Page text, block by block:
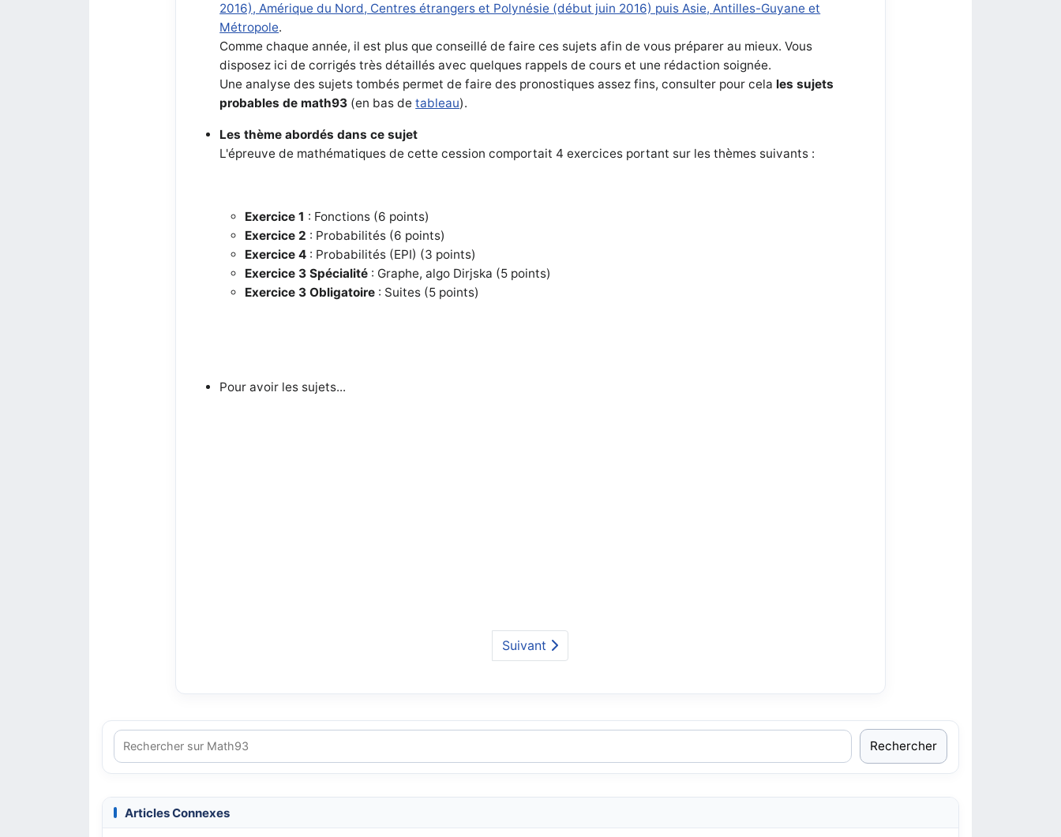
2016), Amérique du Nord, Centres étrangers et Polynésie (début juin 2016) puis Asie, Antilles-Guyane et
Métropole.
Comme chaque année, il est plus que conseillé de faire ces sujets afin de vous préparer au mieux. Vous
disposez ici de corrigés très détaillés avec quelques rappels de cours et une rédaction soignée.
Une analyse des sujets tombés permet de faire des pronostiques assez fins, consulter pour cela les sujets
probables de math93 (en bas detableau).
Les thème abordés dans ce sujet
L'épreuve de mathématiques de cette cession comportait 4 exercices portant sur les thèmes suivants :
Exercice 1 : Fonctions (6 points)
Exercice 2 : Probabilités (6 points)
Exercice 4 : Probabilités (EPI) (3 points)
Exercice 3Spécialité : Graphe, algo Dirjska (5 points)
Exercice 3Obligatoire : Suites (5 points)
Pour avoir les sujets...
Suivant
Rechercher
Articles Connexes